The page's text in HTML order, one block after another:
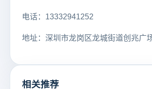
电话：13332941252
地址：深圳市龙岗区龙城街道创兆广
相关推荐